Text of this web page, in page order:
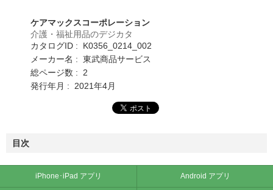
ケアマックスコーポレーション
介護・福祉用品のデジカタ
カタログID : K0356_0214_002
メーカー名 : 東武商品サービス
総ページ数 : 2
発行年月 : 2021年4月
目次
iPhone･iPad アプリ Android アプリ